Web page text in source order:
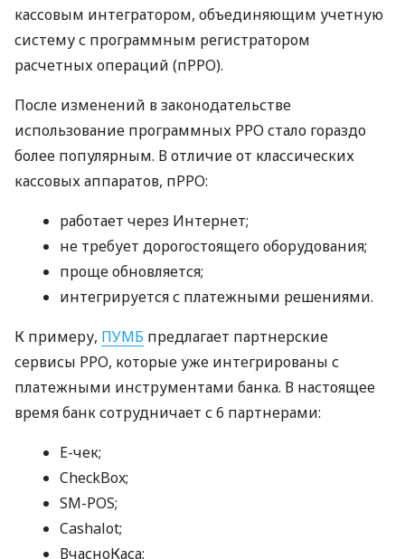
кассовым интегратором, объединяющим учетную
систему с программным регистратором
расчетных операций (пРРО).
После изменений в законодательстве
использование программных РРО стало гораздо
более популярным. В отличие от классических
кассовых аппаратов, пРРО:
работает через Интернет;
не требует дорогостоящего оборудования;
проще обновляется;
интегрируется с платежными решениями.
К примеру, ПУМБ предлагает партнерские
сервисы РРО, которые уже интегрированы с
платежными инструментами банка. В настоящее
время банк сотрудничает с 6 партнерами:
E-чек;
CheckBox;
SM-POS;
Cashalot;
ВчасноКаса;